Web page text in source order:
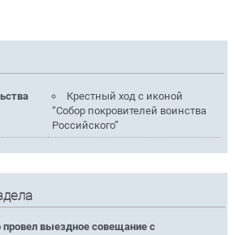
Крестный ход с иконой
“Собор покровителей воинства
Российского”
выездное совещание с